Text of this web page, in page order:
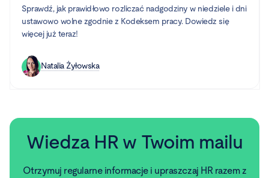
Sprawdź, jak prawidłowo rozliczać nadgodziny w niedziele i dni
ustawowo wolne zgodnie z Kodeksem pracy. Dowiedz się
więcej już teraz!
Natalia Żyłowska
Wiedza HR w Twoim mailu
Otrzymuj regularne informacje i upraszczaj HR razem z